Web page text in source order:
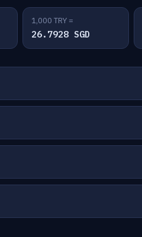
1,000 TRY =
26.7928 SGD